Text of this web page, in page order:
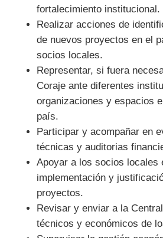
fortalecimiento institucional.
Realizar acciones de
de nuevos proyectos en el
socios locales.
Representar, si fuera
Coraje ante diferentes
organizaciones y espacios
país.
Participar y acompañar en
técnicas y auditorias
Apoyar a los socios locales
implementación y
proyectos.
Revisar y enviar a la
técnicos y económicos de